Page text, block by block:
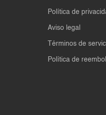
Política de
Aviso legal
Términos de
Política de